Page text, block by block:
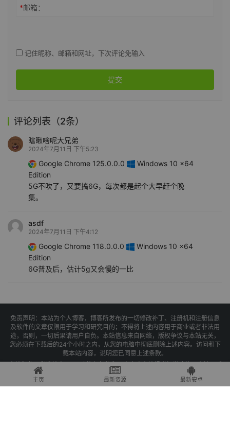
*邮箱：
记住昵称、邮箱和网址，下次评论免输入
提交
评论列表（2条）
瞎瞅啥呢大兄弟
2024年7月11日 下午5:23
Google Chrome 125.0.0.0
Windows 10 x64
Edition
5G不吹了，又要搞6G，每次都是起个大早赶个晚
集。
asdf
2024年7月11日 下午4:12
Google Chrome 118.0.0.0
Windows 10 x64
Edition
6G普及后，估计5g又会慢的一比
免责声明：本站为个人博客，博客所发布的一切修改补丁、注册机和注册信息
及软件的文章仅限用于学习和研究目的；不得将上述内容用于商业或者非法用
途，否则，一切后果请用户自负。本站信息来自网络，版权争议与本站无关，
您必须在下载后的24个小时之内，从您的电脑中彻底删除上述内容。访问和下
载本站内容，说明您已同意上述条款。
本站为非盈利性站点，VIP功能仅仅作为用户喜欢本站捐赠打赏功能，本站不贩
卖软件，所有内容不作为商业行为。
Copyright © 2025 果核剥壳 -琼ICP备2021004479号-1
主页 最新资源 最新安卓